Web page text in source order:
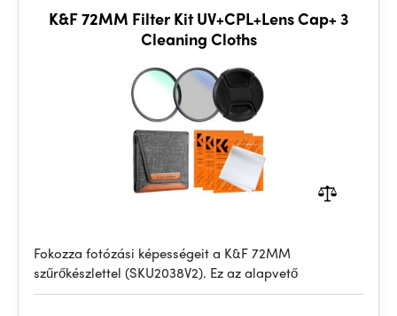
K&F 72MM Filter Kit UV+CPL+Lens Cap+ 3
Cleaning Cloths
Fokozza fotózási képességeit a K&F 72MM
szűrőkészlettel (SKU2038V2). Ez az alapvető